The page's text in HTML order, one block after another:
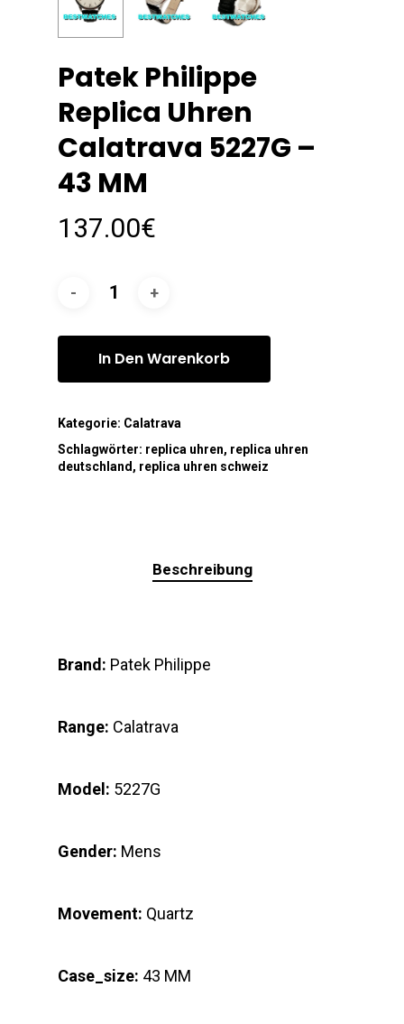
Patek Philippe
Replica Uhren
Calatrava 5227G –
43 MM
137.00€
In Den Warenkorb
Kategorie: Calatrava
Schlagwörter: replica uhren, replica uhren
deutschland, replica uhren schweiz
Beschreibung
Brand: Patek Philippe
Range: Calatrava
Model: 5227G
Gender: Mens
Movement: Quartz
Case_size: 43 MM